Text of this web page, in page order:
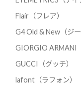
Flair（フレア）
G4 Old & New（ジ
GIORGIO ARMANI
GUCCI（グッチ）
lafont（ラフォン）